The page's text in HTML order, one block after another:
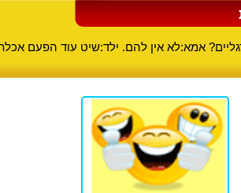
אמא:לא אין להם. ילד:שיט עוד הפעם